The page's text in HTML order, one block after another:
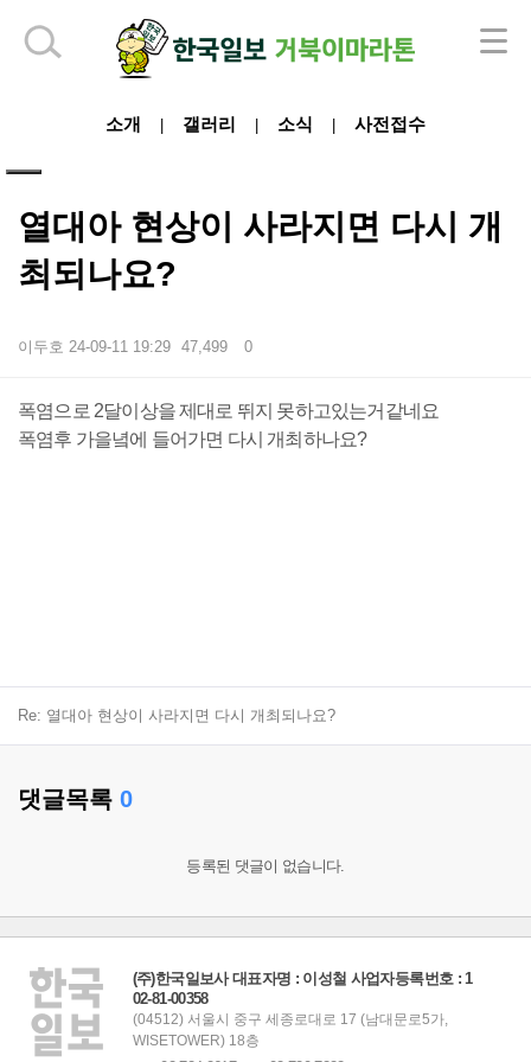
소개 갤러리 소식 사전접수
열대아 현상이 사라지면 다시 개
최되나요?
이두호 24-09-11 19:29 47,499 0
본문
폭염으로 2달이상을 제대로 뛰지 못하고있는거같네요
폭염후 가을녘에 들어가면 다시 개최하나요?
Re: 열대아 현상이 사라지면 다시 개최되나요?
댓글목록 0
등록된 댓글이 없습니다.
하단 영역
(주)한국일보사 대표자명 : 이성철 사업자등록번호 : 1
02-81-00358
(04512) 서울시 중구 세종로대로 17 (남대문로5가,
WISETOWER) 18층